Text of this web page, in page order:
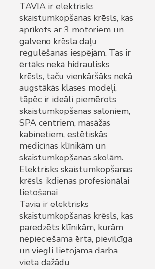
TAVIA ir elektrisks
skaistumkopšanas krēsls, kas
aprīkots ar 3 motoriem un
galveno krēsla daļu
regulēšanas iespējām. Tas ir
ērtāks nekā hidraulisks
krēsls, taču vienkāršāks nekā
augstākās klases modeļi,
tāpēc ir ideāli piemērots
skaistumkopšanas saloniem,
SPA centriem, masāžas
kabinetiem, estētiskās
medicīnas klīnikām un
skaistumkopšanas skolām.
Elektrisks skaistumkopšanas
krēsls ikdienas profesionālai
lietošanai
Tavia ir elektrisks
skaistumkopšanas krēsls, kas
paredzēts klīnikām, kurām
nepieciešama ērta, pievilcīga
un viegli lietojama darba
vieta dažādu